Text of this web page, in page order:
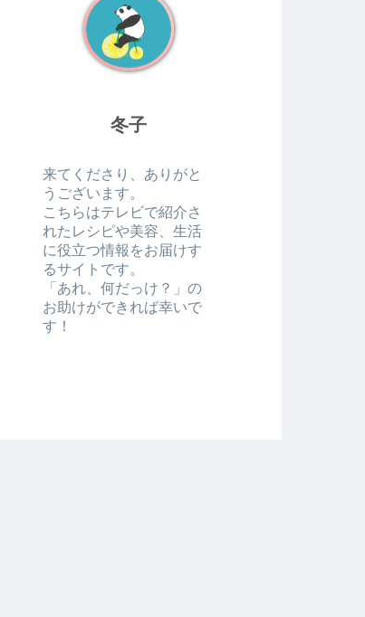
冬子
来てくださり、ありがと
うございます。
こちらはテレビで紹介さ
れたレシピや美容、生活
に役立つ情報をお届けす
るサイトです。
「あれ、何だっけ？」の
お助けができれば幸いで
す！